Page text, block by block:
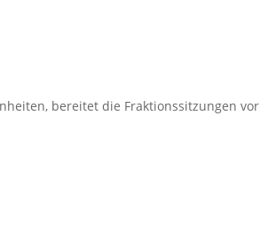
bereitet die Fraktionssitzungen vor